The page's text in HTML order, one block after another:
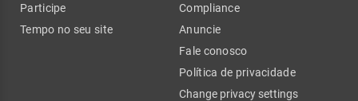
Participe
Tempo no seu site
Compliance
Anuncie
Fale conosco
Política de privacidade
Change privacy settings